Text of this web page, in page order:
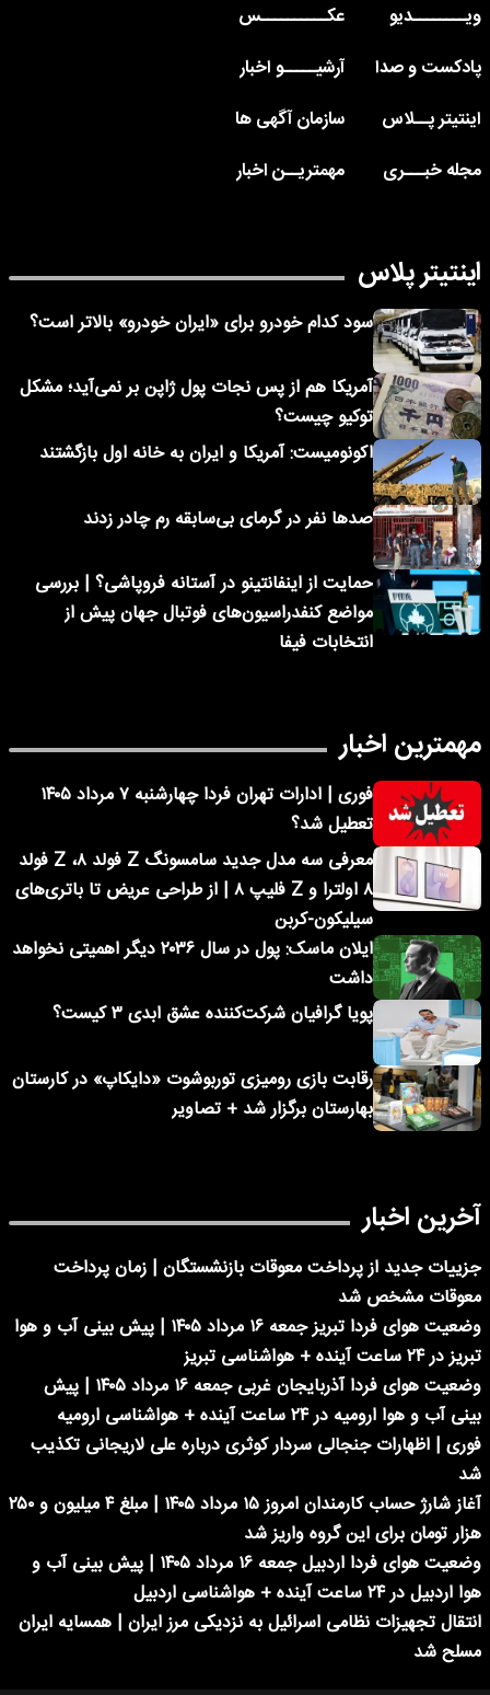
ویــــــــدیو
عکــــــــــس
پادکست و صدا
آرشیـــــو اخبار
اینتیتر پــلاس
سازمان آگهی ها
مجله خبـــری
مهمتریــن اخبار
اینتیتر پلاس
سود کدام خودرو برای «ایران خودرو» بالاتر است؟
آمریکا هم از پس نجات پول ژاپن بر نمی‌آید؛ مشکل
توکیو چیست؟
اکونومیست: آمریکا و ایران به خانه اول بازگشتند
صدها نفر در گرمای بی‌سابقه رم چادر زدند
حمایت از اینفانتینو در آستانه فروپاشی؟ | بررسی
مواضع کنفدراسیون‌های فوتبال جهان پیش از
انتخابات فیفا
مهمترین اخبار
فوری | ادارات تهران فردا چهارشنبه ۷ مرداد ۱۴۰۵
تعطیل شد؟
معرفی سه مدل جدید سامسونگ Z فولد ۸، Z فولد
۸ اولترا و Z فلیپ ۸ | از طراحی عریض تا باتری‌های
سیلیکون-کربن
ایلان ماسک: پول در سال ۲۰۳۶ دیگر اهمیتی نخواهد
داشت
پویا گرافیان شرکت‌کننده عشق ابدی ۳ کیست؟
رقابت بازی رومیزی توربوشوت «دایکاپ» در کارستان
بهارستان برگزار شد + تصاویر
آخرین اخبار
جزییات جدید از پرداخت معوقات بازنشستگان | زمان پرداخت
معوقات مشخص شد
وضعیت هوای فردا تبریز جمعه ۱۶ مرداد ۱۴۰۵ | پیش بینی آب و هوا
تبریز در ۲۴ ساعت آینده + هواشناسی تبریز
وضعیت هوای فردا آذربایجان غربی جمعه ۱۶ مرداد ۱۴۰۵ | پیش
بینی آب و هوا ارومیه در ۲۴ ساعت آینده + هواشناسی ارومیه
فوری | اظهارات جنجالی سردار کوثری درباره علی لاریجانی تکذیب
شد
آغاز شارژ حساب کارمندان امروز ۱۵ مرداد ۱۴۰۵ | مبلغ ۴ میلیون و ۲۵۰
هزار تومان برای این گروه واریز شد
وضعیت هوای فردا اردبیل جمعه ۱۶ مرداد ۱۴۰۵ | پیش بینی آب و
هوا اردبیل در ۲۴ ساعت آینده + هواشناسی اردبیل
انتقال تجهیزات نظامی اسرائیل به نزدیکی مرز ایران | همسایه ایران
مسلح شد